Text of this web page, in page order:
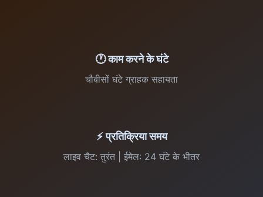
🕐 काम करने के घंटे
चौबीसों घंटे ग्राहक सहायता
⚡ प्रतिक्रिया समय
लाइव चैट: तुरंत | ईमेल: 24 घंटे के भीतर